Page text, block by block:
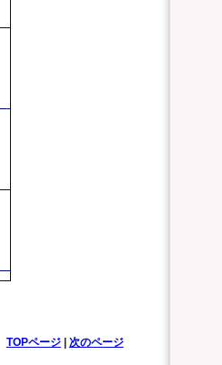
TOPページ| 次のページ